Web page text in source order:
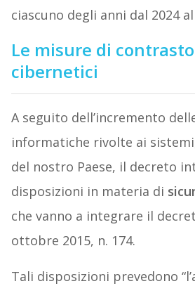
ciascuno degli anni dal 2024 al
Le misure di
cibernetici
A seguito dell’incremento
informatiche rivolte ai
del nostro Paese, il decreto
disposizioni in materia di
che vanno a integrare il
ottobre 2015, n. 174.
Tali disposizioni prevedono